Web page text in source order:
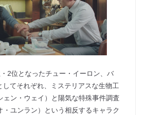
2位となったチュー・イーロン、バ
してそれぞれ、ミステリアスな生物工
ェン・ウェイ）と陽気な特殊事件調査
・ユンラン）という相反するキャラク